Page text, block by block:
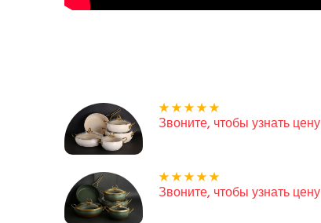
Звоните, чтобы узнать цену
Звоните, чтобы узнать цену